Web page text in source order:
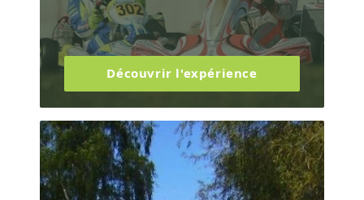
Découvrir l'expérience